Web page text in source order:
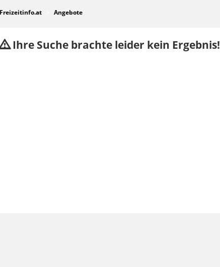
Freizeitinfo.at Angebote
Ihre Suche brachte leider kein Ergebnis!